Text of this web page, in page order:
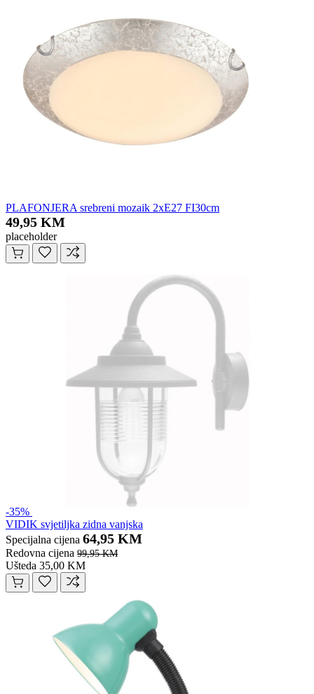
PLAFONJERA srebreni mozaik 2xE27 FI30cm
49,95 KM
placeholder
-35%
VIDIK svjetiljka zidna vanjska
Specijalna cijena 64,95 KM
Redovna cijena 99,95 KM
Ušteda 35,00 KM